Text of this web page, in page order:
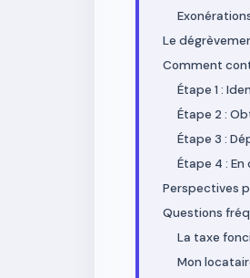
Le
Comment
Étape 1 :
Étape 2 :
Étape 3 :
Étape 4 :
Perspectives
Questions
La taxe
Mon